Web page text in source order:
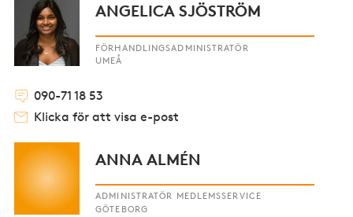
ANGELICA SJÖSTRÖM
FÖRHANDLINGSADMINISTRATÖR
UMEÅ
090-71 18 53
Klicka för att visa e-post
ANNA ALMÉN
ADMINISTRATÖR MEDLEMSSERVICE
GÖTEBORG